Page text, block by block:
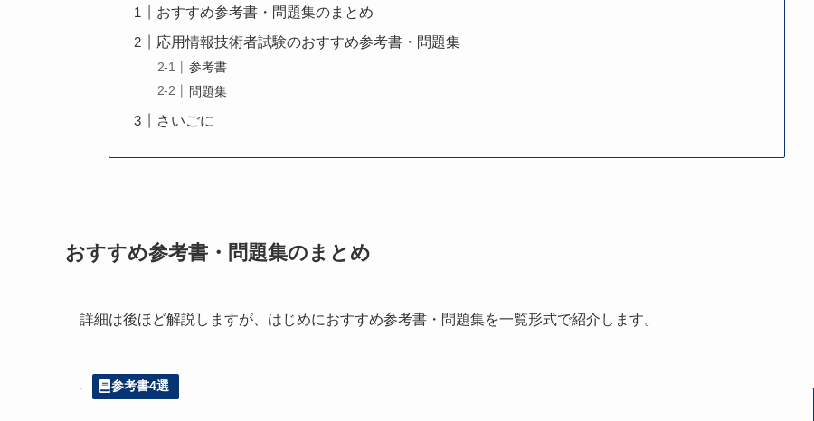
おすすめ参考書・問題集のまとめ
応用情報技術者試験のおすすめ参考書・問題集
参考書
問題集
さいごに
おすすめ参考書・問題集のまとめ
詳細は後ほど解説しますが、はじめにおすすめ参考書・問題集を一覧形式で紹介します。
参考書4選